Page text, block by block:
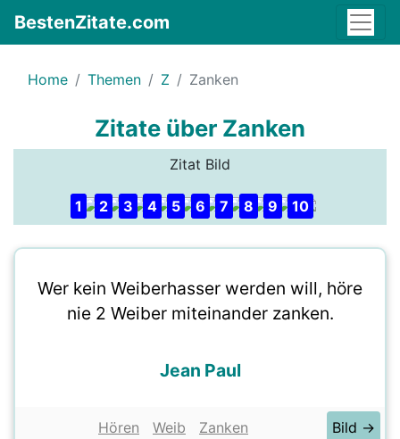
BestenZitate.com
Home Themen Z Zanken
Zitate über Zanken
Zitat Bild
1 2 3 4 5 6 7 8 9 10
Wer kein Weiberhasser werden will, höre
nie 2 Weiber miteinander zanken.
Jean Paul
Hören Weib Zanken Bild →